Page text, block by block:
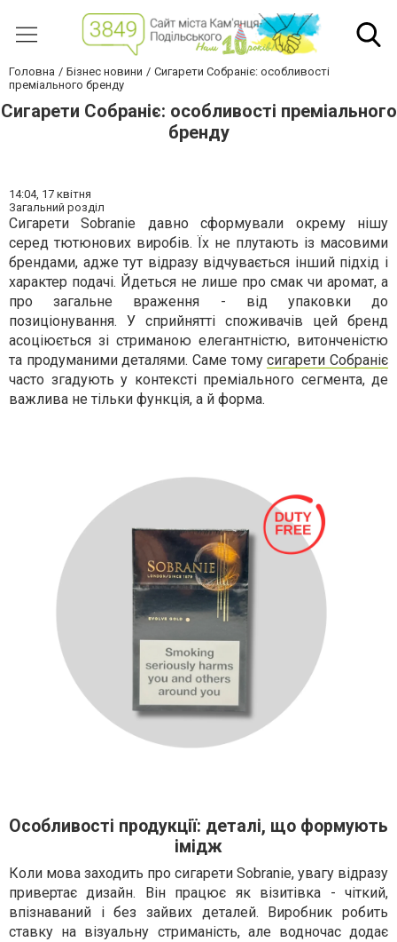
Головна Бізнес новини
Сигарети Собраніє: особливості
преміального бренду
Сигарети Собраніє: особливості преміального
бренду
14:04, 17 квітня
Загальний розділ
Сигарети Sobranie давно сформували окрему нішу
серед тютюнових виробів. Їх не плутають із масовими
брендами, адже тут відразу відчувається інший підхід і
характер подачі. Йдеться не лише про смак чи аромат, а
про загальне враження - від упаковки до
позиціонування. У сприйнятті споживачів цей бренд
асоціюється зі стриманою елегантністю, витонченістю
та продуманими деталями. Саме томусигарети Собраніє
часто згадують у контексті преміального сегмента, де
важлива не тільки функція, а й форма.
Особливості продукції: деталі, що формують
імідж
Коли мова заходить про сигарети Sobranie, увагу відразу
привертає дизайн. Він працює як візитівка - чіткий,
впізнаваний і без зайвих деталей. Виробник робить
ставку на візуальну стриманість, але водночас додає